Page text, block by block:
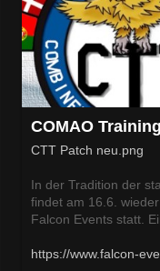
COMAO
CTT Patch neu.png
In der Tradition der
findet am 16.6.
Falcon Events statt.
https://www.falcon-